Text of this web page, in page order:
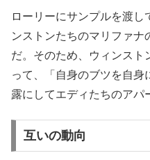
ローリーにサンプルを渡し
ンストンたちのマリファ
だ。そのため、ウィンスト
って、「自身のブツを自身
露にしてエディたちのアパ
互いの動向